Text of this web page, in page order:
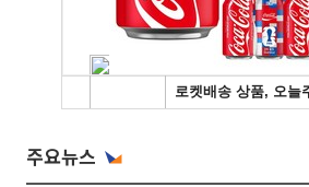
주요뉴스